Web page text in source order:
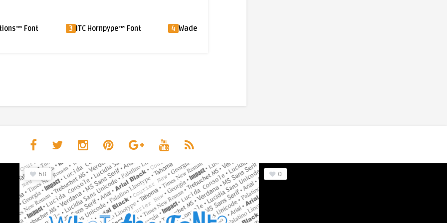
Font 3 ITC Hornpype™ Font 4 Wade Sans Light™ Font
0